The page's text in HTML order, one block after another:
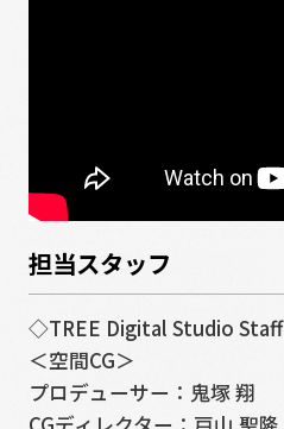
担当スタッフ
◇TREE Digital Studio Staff
＜空間CG＞
プロデューサー：鬼塚 翔